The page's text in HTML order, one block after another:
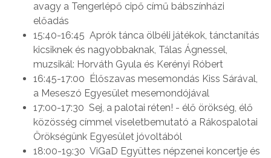
avagy a Tengerlépő cipő című bábszínházi
előadás
15:40-16:45 Aprók tánca ölbéli játékok, tánctanítás
kicsiknek és nagyobbaknak, Tálas Ágnessel,
muzsikál: Horváth Gyula és Kerényi Róbert
16:45-17:00 Élőszavas mesemondás Kiss Sárával,
a Meseszó Egyesület mesemondójával
17:00-17:30 Sej, a palotai réten! - élő örökség, élő
közösség címmel viseletbemutató a Rákospalotai
Örökségünk Egyesület jóvoltából
18:00-19:30 ViGaD Együttes népzenei koncertje és